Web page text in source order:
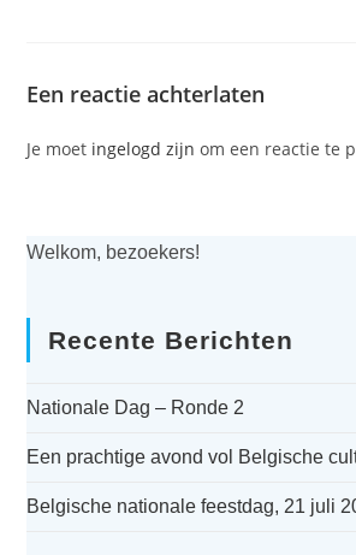
Een reactie achterlaten
Je moet ingelogd zijn om een reactie te
Welkom, bezoekers!
Recente Berichten
Nationale Dag – Ronde 2
Een prachtige avond vol Belgische
Belgische nationale feestdag, 21 juli